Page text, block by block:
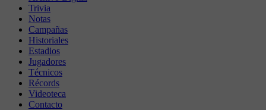
Trivia
Notas
Campañas
Historiales
Estadios
Jugadores
Técnicos
Récords
Videoteca
Contacto